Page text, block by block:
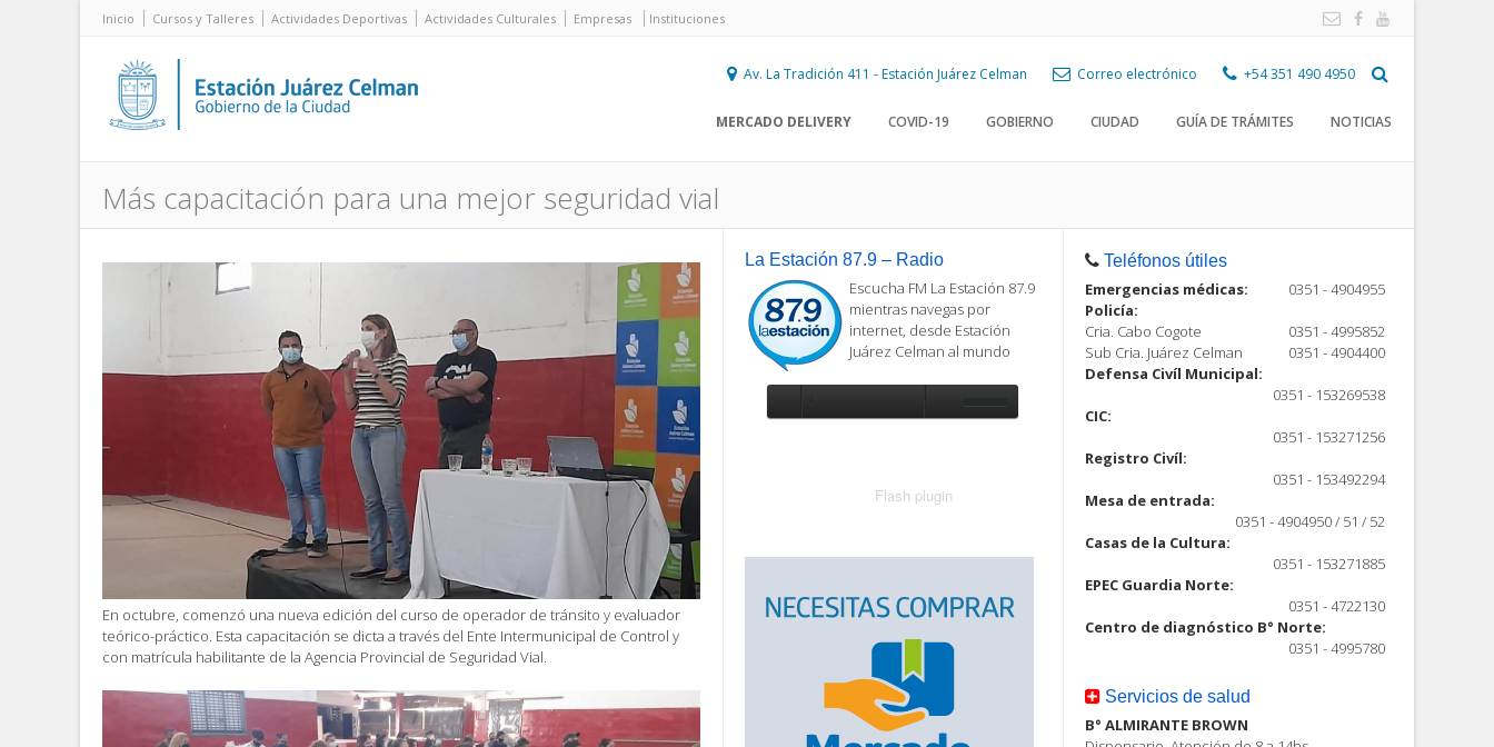
Inicio Cursos y Talleres Actividades Deportivas Actividades Culturales Empresas Instituciones
Av. La Tradición 411 - Estación Juárez Celman Correo electrónico +54 351 490 4950
MERCADO DELIVERY COVID-19 GOBIERNO CIUDAD GUÍA DE TRÁMITES NOTICIAS
Más capacitación para una mejor seguridad vial
En octubre, comenzó una nueva edición del curso de operador de tránsito y evaluador
teórico-práctico. Esta capacitación se dicta a través del Ente Intermunicipal de Control y
con matrícula habilitante de la Agencia Provincial de Seguridad Vial.
La Estación 87.9 – Radio
Escucha FM La Estación 87.9
mientras navegas por
internet, desde Estación
Juárez Celman al mundo
Flash plugin
Teléfonos útiles
Emergencias médicas:
0351 - 4904955
Policía:
Cria. Cabo Cogote
0351 - 4995852
Sub Cria. Juárez Celman
0351 - 4904400
Defensa Civíl Municipal:
0351 - 153269538
CIC:
0351 - 153271256
Registro Civíl:
0351 - 153492294
Mesa de entrada:
0351 - 4904950 / 51 / 52
Casas de la Cultura:
0351 - 153271885
EPEC Guardia Norte:
0351 - 4722130
Centro de diagnóstico B° Norte:
0351 - 4995780
Servicios de salud
B° ALMIRANTE BROWN